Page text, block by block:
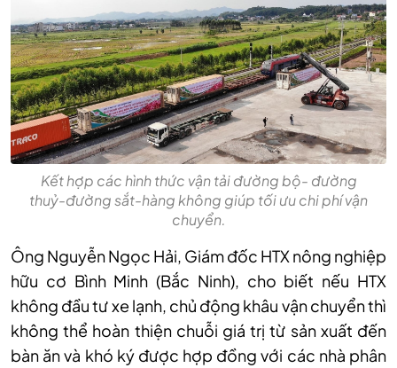
Kết hợp các hình thức vận tải đường bộ- đường
thuỷ-đường sắt-hàng không giúp tối ưu chi phí vận
chuyển.
Ông Nguyễn Ngọc Hải, Giám đốc HTX nông nghiệp
hữu cơ Bình Minh (Bắc Ninh), cho biết nếu HTX
không đầu tư xe lạnh, chủ động khâu vận chuyển thì
không thể hoàn thiện chuỗi giá trị từ sản xuất đến
bàn ăn và khó ký được hợp đồng với các nhà phân